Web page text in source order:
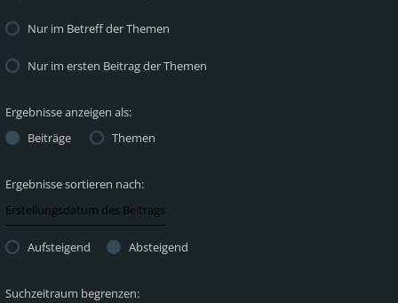
Nur im Betreff der Themen
Nur im ersten Beitrag der Themen
Ergebnisse anzeigen als:
Beiträge
Themen
Ergebnisse sortieren nach:
Aufsteigend Absteigend
Suchzeitraum begrenzen: